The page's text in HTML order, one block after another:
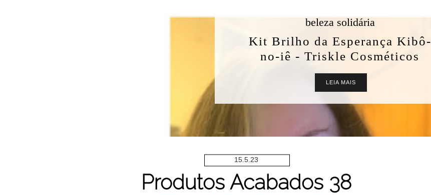
beleza solidária
Kit Brilho da Esperança Kibô-
no-iê - Triskle Cosméticos
LEIA MAIS
15.5.23
Produtos Acabados 38